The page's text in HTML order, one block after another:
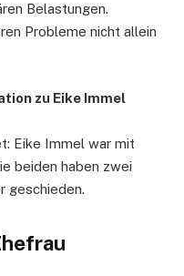
Belastungen.
Probleme nicht allein
zu Eike Immel
Eike Immel war mit
beiden haben zwei
geschieden.